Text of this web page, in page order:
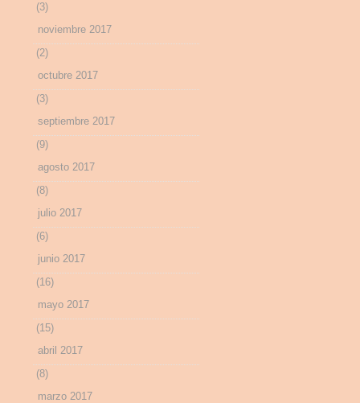
(3)
noviembre 2017
(2)
octubre 2017
(3)
septiembre 2017
(9)
agosto 2017
(8)
julio 2017
(6)
junio 2017
(16)
mayo 2017
(15)
abril 2017
(8)
marzo 2017